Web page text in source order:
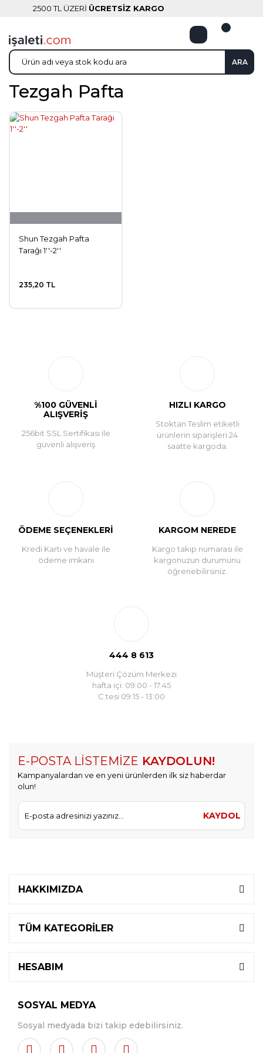
2500 TL ÜZERİ ÜCRETSİZ KARGO
ARA
Tezgah Pafta
Shun Tezgah Pafta
Tarağı 1''-2''
235,20 TL
%100 GÜVENLİ
ALIŞVERİŞ
256bit SSL Sertifikası ile
güvenli alışveriş
HIZLI KARGO
Stoktan Teslim etiketli
ürünlerin siparişleri 24
saatte kargoda.
ÖDEME SEÇENEKLERİ
Kredi Kartı ve havale ile
ödeme imkanı
KARGOM NEREDE
Kargo takip numarası ile
kargonuzun durumunu
öğrenebilirsiniz.
444 8 613
Müşteri Çözüm Merkezi
hafta içi: 09:00 - 17:45
C.tesi 09:15 - 13:00
E-POSTA LİSTEMİZE KAYDOLUN!
Kampanyalardan ve en yeni ürünlerden ilk siz haberdar
olun!
KAYDOL
HAKKIMIZDA
TÜM KATEGORİLER
HESABIM
SOSYAL MEDYA
Sosyal medyada bizi takip edebilirsiniz.